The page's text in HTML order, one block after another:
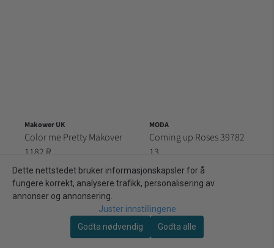
Makower UK
Color me Pretty Makover
1182 R
259,00 kr/m
På lager: 6 meter (60 dm)
MODA
Coming up Roses 39782
13
259,00 kr/m
På lager: 5,4 meter (54 dm)
Dette nettstedet bruker informasjonskapsler for å
fungere korrekt, analysere trafikk, personalisering av
annonser og annonsering.
Juster innstillingene
Godta nødvendig
Godta alle